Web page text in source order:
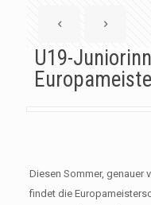
U19-
Diesen Sommer, genauer
findet die